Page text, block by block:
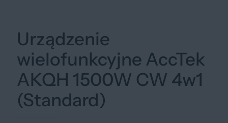
Urządzenie
wielofunkcyjne AccTek
AKQH 1500W CW 4w1
(Standard)